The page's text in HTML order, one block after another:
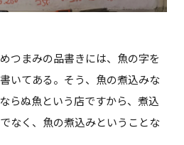
つまみの品書きには、魚の字を
いてある。そう、魚の煮込みな
らぬ魚という店ですから、煮込
なく、魚の煮込みということな